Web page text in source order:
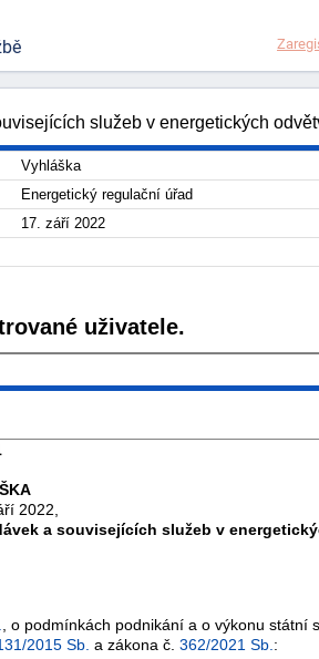
služeb v energetických
Vyhláška
Energetický regulační úřad
17. září 2022
uživatele.
2022,
a souvisejících služeb v
, o podmínkách podnikání a o výkonu
2015 Sb. a zákona č. 362/2021 Sb. :